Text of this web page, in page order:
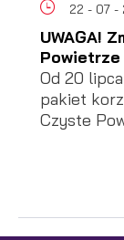
22 - 07 -
UWAGA!
Powietrze
Od 20
pakiet
Czyste